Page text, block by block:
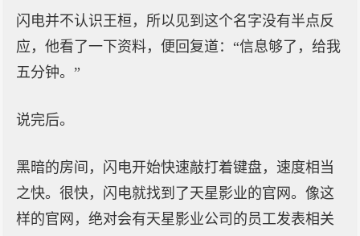
闪电并不认识王桓，所以见到这个名字没有半点反
应，他看了一下资料，便回复道：“信息够了，给我
五分钟。”
说完后。
黑暗的房间，闪电开始快速敲打着键盘，速度相当
之快。很快，闪电就找到了天星影业的官网。像这
样的官网，绝对会有天星影业公司的员工发表相关